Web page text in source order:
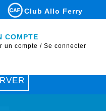
Club Allo Ferry
COMPTE
un compte / Se connecter